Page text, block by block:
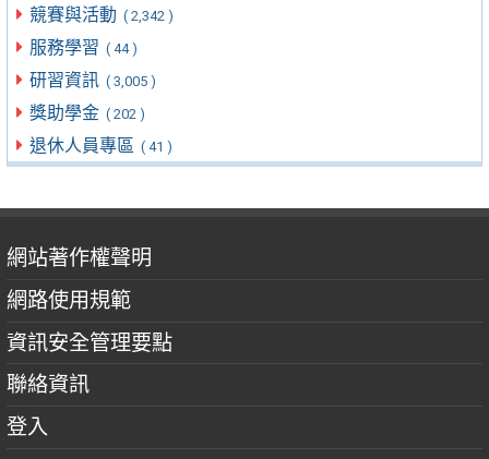
競賽與活動 ( 2,342 )
服務學習 ( 44 )
研習資訊 ( 3,005 )
獎助學金 ( 202 )
退休人員專區 ( 41 )
網站著作權聲明
網路使用規範
資訊安全管理要點
聯絡資訊
登入